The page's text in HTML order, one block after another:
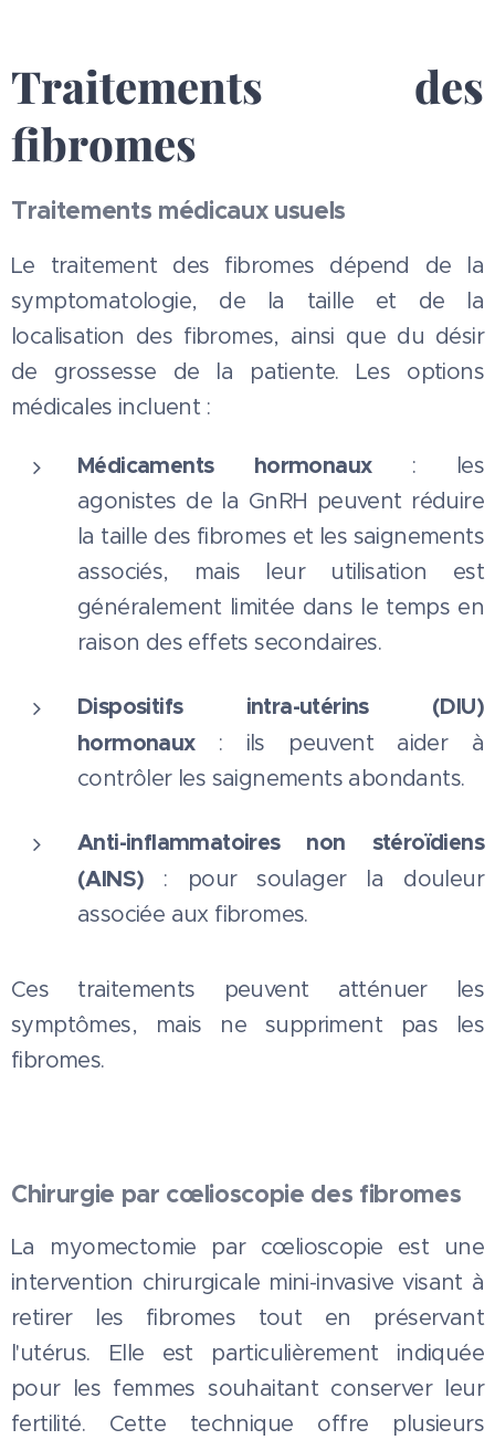
Traitements des
fibromes
Traitements médicaux usuels
Le traitement des fibromes dépend de la
symptomatologie, de la taille et de la
localisation des fibromes, ainsi que du désir
de grossesse de la patiente. Les options
médicales incluent :
Médicaments hormonaux: les
agonistes de la GnRH peuvent réduire
la taille des fibromes et les saignements
associés, mais leur utilisation est
généralement limitée dans le temps en
raison des effets secondaires.
Dispositifs intra-utérins (DIU)
hormonaux: ils peuvent aider à
contrôler les saignements abondants.
Anti-inflammatoires non stéroïdiens
(AINS) : pour soulager la douleur
associée aux fibromes.
Ces traitements peuvent atténuer les
symptômes, mais ne suppriment pas les
fibromes.
Chirurgie par cœlioscopie des fibromes
La myomectomie par cœlioscopie est une
intervention chirurgicale mini-invasive visant à
retirer les fibromes tout en préservant
l'utérus. Elle est particulièrement indiquée
pour les femmes souhaitant conserver leur
fertilité. Cette technique offre plusieurs